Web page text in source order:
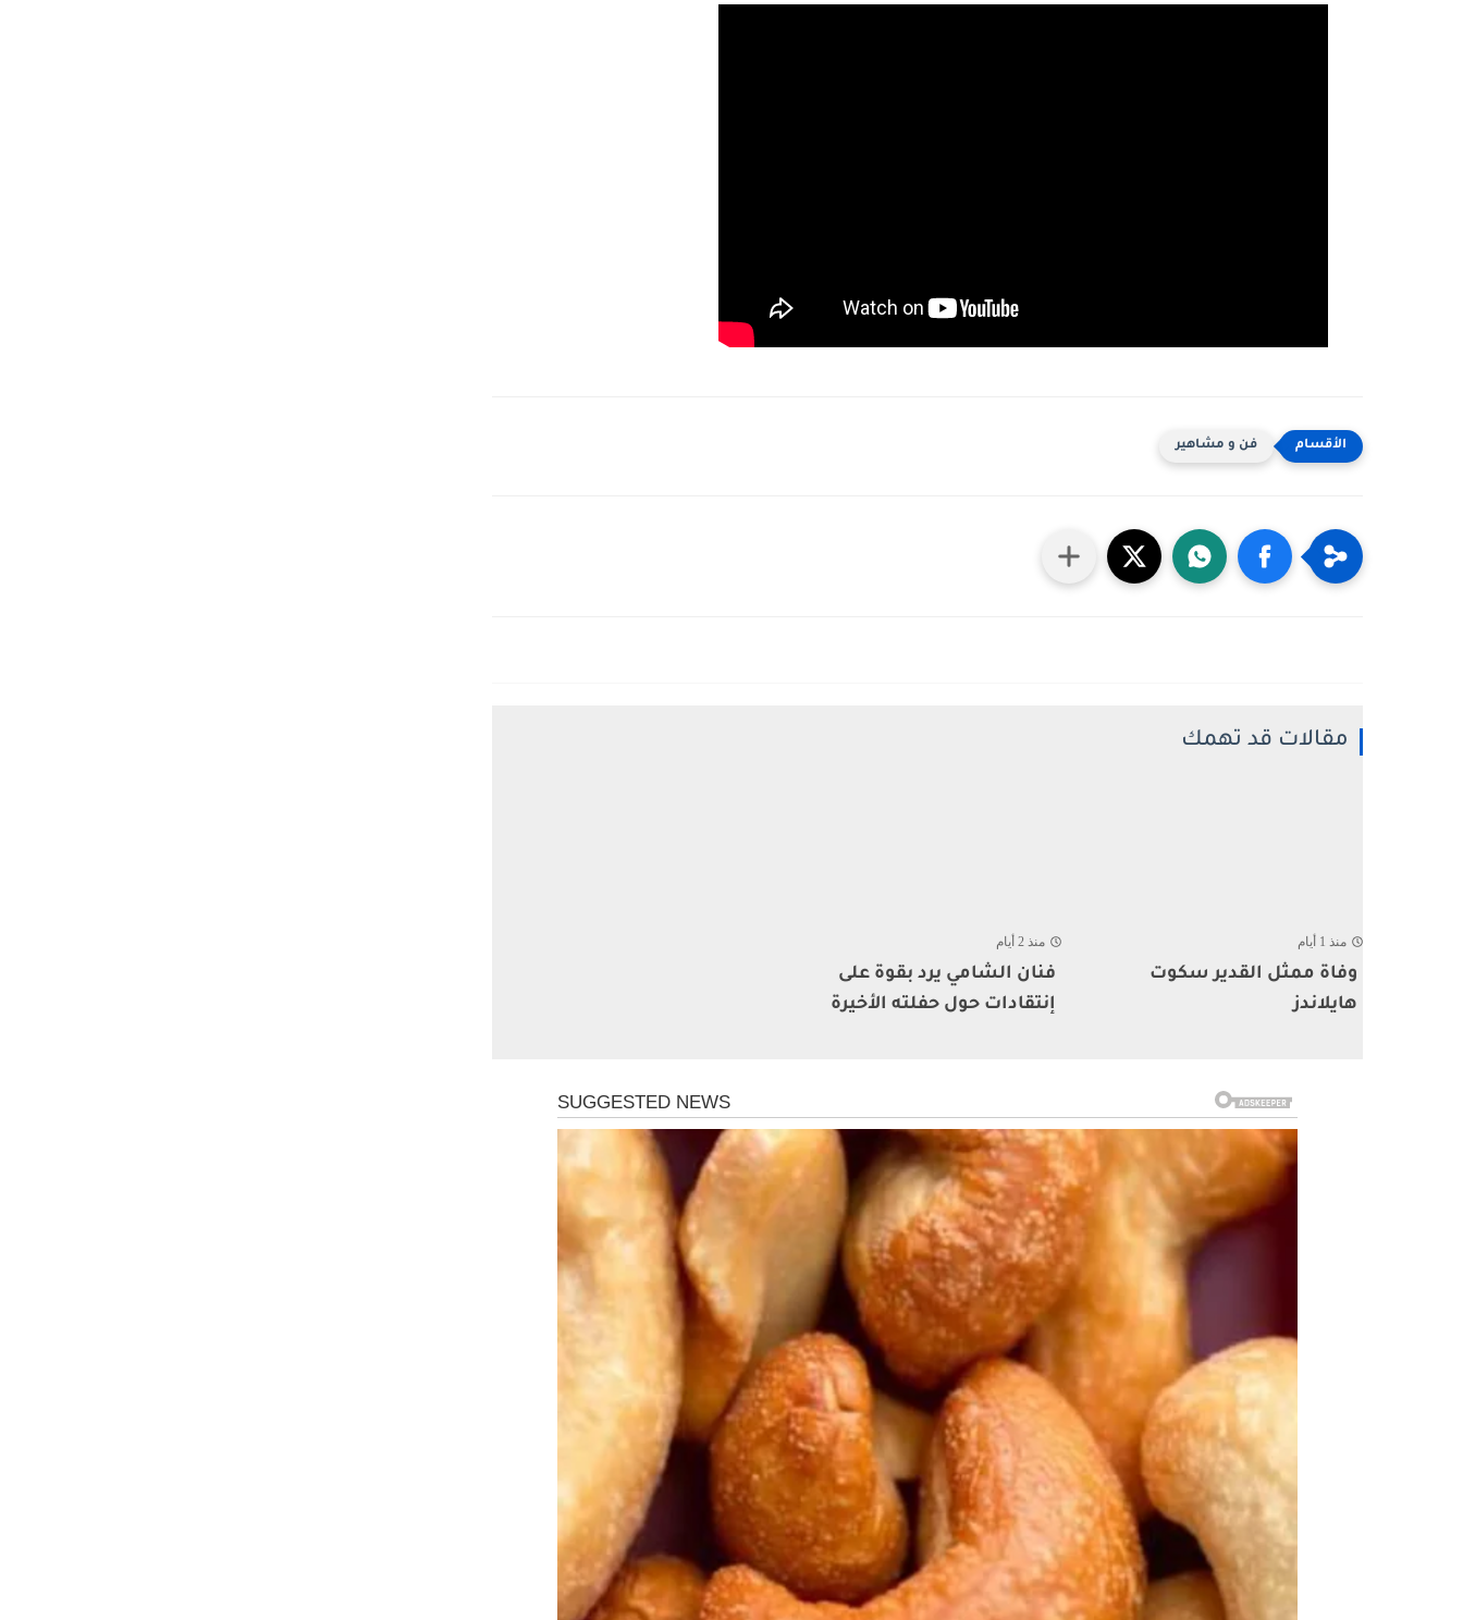
فن و مشاهير
مقالات قد تهمك
منذ 1 أيام
وفاة ممثل القدير سكوت
هايلاندز
منذ 2 أيام
فنان الشامي يرد بقوة على
إنتقادات حول حفلته الأخيرة